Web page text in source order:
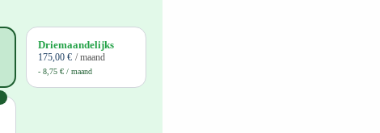
Driemaandelijks
175,00 € / maand
- 8,75 € / maand